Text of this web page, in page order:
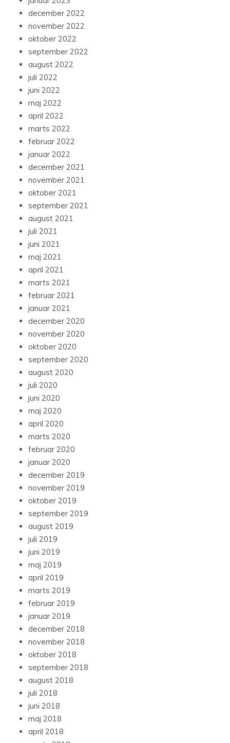
december 2022
november 2022
oktober 2022
september 2022
august 2022
juli 2022
juni 2022
maj 2022
april 2022
marts 2022
februar 2022
januar 2022
december 2021
november 2021
oktober 2021
september 2021
august 2021
juli 2021
juni 2021
maj 2021
april 2021
marts 2021
februar 2021
januar 2021
december 2020
november 2020
oktober 2020
september 2020
august 2020
juli 2020
juni 2020
maj 2020
april 2020
marts 2020
februar 2020
januar 2020
december 2019
november 2019
oktober 2019
september 2019
august 2019
juli 2019
juni 2019
maj 2019
april 2019
marts 2019
februar 2019
januar 2019
december 2018
november 2018
oktober 2018
september 2018
august 2018
juli 2018
juni 2018
maj 2018
april 2018